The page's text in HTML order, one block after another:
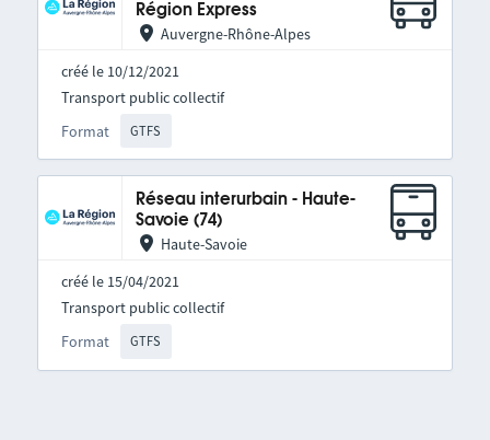
Région Express
Auvergne-Rhône-Alpes
créé le 10/12/2021
Format GTFS
Transport public collectif
Réseau interurbain - Haute-
Savoie (74)
Haute-Savoie
créé le 15/04/2021
Format GTFS
Transport public collectif